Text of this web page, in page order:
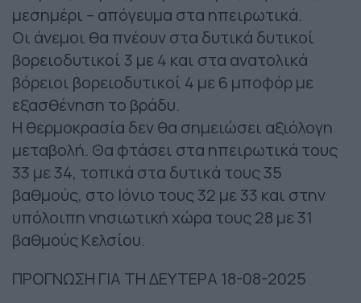
μεσημέρι – απόγευμα στα ηπειρωτικά.
Οι άνεμοι θα πνέουν στα δυτικά δυτικοί
βορειοδυτικοί 3 με 4 και στα ανατολικά
βόρειοι βορειοδυτικοί 4 με 6 μποφόρ με
εξασθένηση το βράδυ.
Η θερμοκρασία δεν θα σημειώσει αξιόλογη
μεταβολή. Θα φτάσει στα ηπειρωτικά τους
33 με 34, τοπικά στα δυτικά τους 35
βαθμούς, στο Ιόνιο τους 32 με 33 και στην
υπόλοιπη νησιωτική χώρα τους 28 με 31
βαθμούς Κελσίου.
ΠΡΟΓΝΩΣΗ ΓΙΑ ΤΗ ΔΕΥΤΕΡΑ 18-08-2025